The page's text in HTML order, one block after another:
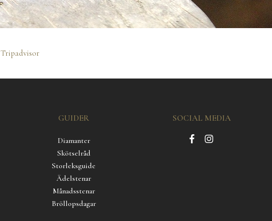
Tripadvisor
GUIDER
Diamanter
Skötselråd
Storleksguide
Ädelstenar
Månadsstenar
Bröllopsdagar
SOCIAL MEDIA